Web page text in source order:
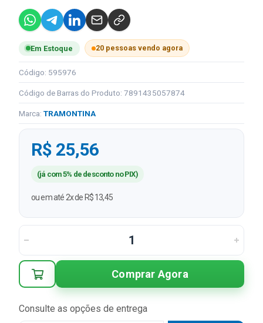
Em Estoque 20 pessoas vendo agora
Código: 595976
Código de Barras do Produto: 7891435057874
Marca: TRAMONTINA
R$ 25,56
(já com 5% de desconto no PIX)
ou em até 2x de R$ 13,45
Comprar Agora
Consulte as opções de entrega